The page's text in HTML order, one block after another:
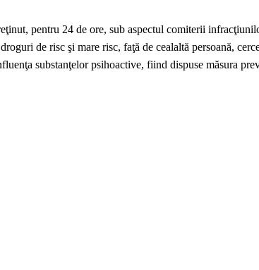
pentru 24 de ore, sub aspectul comiterii
de risc şi mare risc, faţă de cealaltă persoană,
substanţelor psihoactive, fiind dispuse măsura